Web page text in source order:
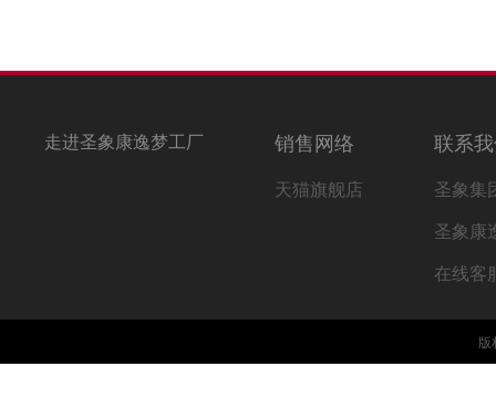
走进圣象康逸梦工厂 销售网络
天猫旗舰店
联系
圣象集
圣象康
在线客
版